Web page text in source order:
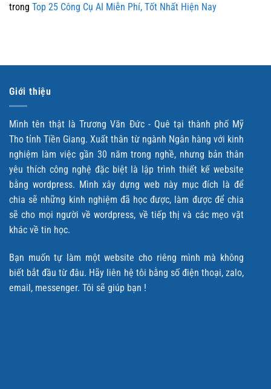
trong Top 25 Công Cụ AI Miễn Phí, Tốt Nhất Hiện Nay
Giới thiệu
Mình tên thật là Trương Văn Đức - Quê tại thành phố Mỹ
Tho tỉnh Tiền Giang. Xuất thân từ ngành Ngân hàng với kinh
nghiệm làm việc gần 30 năm trong nghề, nhưng bản thân
yêu thích công nghệ đặc biệt là lập trình thiết kế website
bằng wordpress. Mình xây dựng web này mục đích là để
chia sẽ những kinh nghiệm đã học được, làm được để chia
sẽ cho mọi người về wordpress, về tiếp thị và các mẹo vặt
khác về tin học.
Bạn muốn tự làm một website cho riêng mình mà không
biết bắt đầu từ đâu. Hãy liên hệ tôi bằng số điện thoại, zalo,
email, messenger. Tôi sẽ giúp bạn !